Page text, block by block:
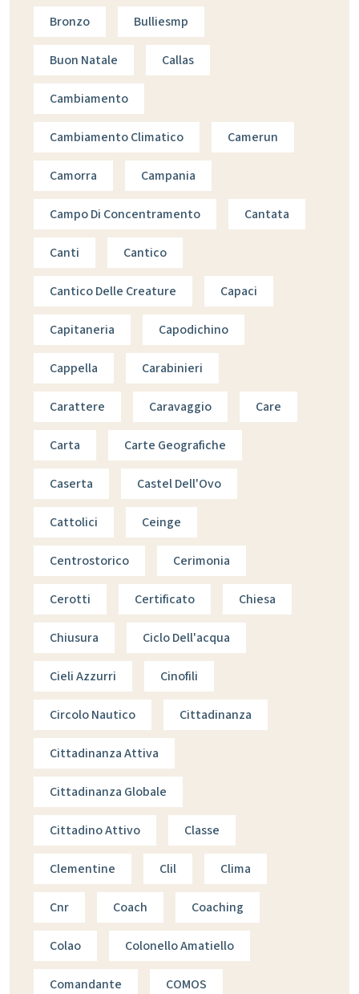
Bronzo Bulliesmp
Buon Natale Callas
Cambiamento
Cambiamento Climatico Camerun
Camorra Campania
Campo Di Concentramento Cantata
Canti Cantico
Cantico Delle Creature Capaci
Capitaneria Capodichino
Cappella Carabinieri
Carattere Caravaggio Care
Carta Carte Geografiche
Caserta Castel Dell'Ovo
Cattolici Ceinge
Centrostorico Cerimonia
Cerotti Certificato Chiesa
Chiusura Ciclo Dell'acqua
Cieli Azzurri Cinofili
Circolo Nautico Cittadinanza
Cittadinanza Attiva
Cittadinanza Globale
Cittadino Attivo Classe
Clementine Clil Clima
Cnr Coach Coaching
Colao Colonello Amatiello
Comandante COMOS